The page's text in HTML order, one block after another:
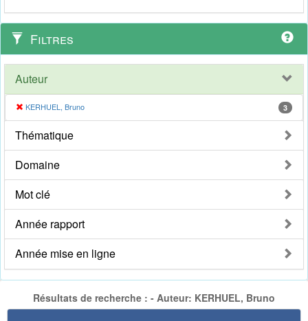
Filtres
Auteur
KERHUEL, Bruno 3
Thématique
Domaine
Mot clé
Année rapport
Année mise en ligne
Résultats de recherche : - Auteur: KERHUEL, Bruno